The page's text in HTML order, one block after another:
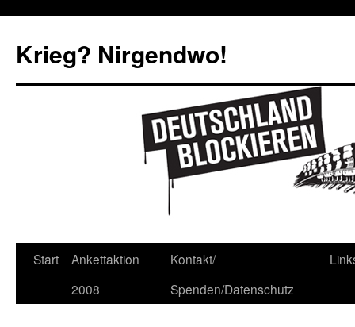
Krieg? Nirgendwo!
Start
Ankettaktion
2008
Kontakt/
Spenden/Datenschutz